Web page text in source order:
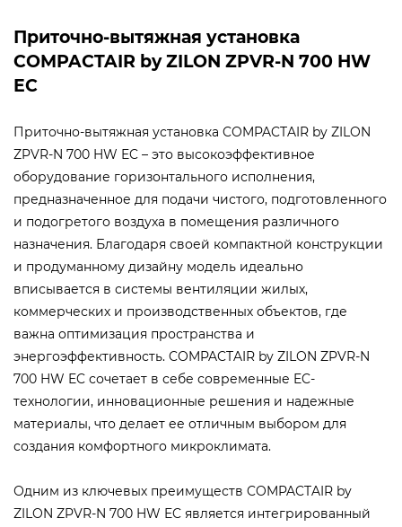
Приточно-вытяжная установка
COMPACTAIR by ZILON ZPVR-N 700 HW
EC
Приточно-вытяжная установка COMPACTAIR by ZILON
ZPVR-N 700 HW EC – это высокоэффективное
оборудование горизонтального исполнения,
предназначенное для подачи чистого, подготовленного
и подогретого воздуха в помещения различного
назначения. Благодаря своей компактной конструкции
и продуманному дизайну модель идеально
вписывается в системы вентиляции жилых,
коммерческих и производственных объектов, где
важна оптимизация пространства и
энергоэффективность. COMPACTAIR by ZILON ZPVR-N
700 HW EC сочетает в себе современные EC-
технологии, инновационные решения и надежные
материалы, что делает ее отличным выбором для
создания комфортного микроклимата.
Одним из ключевых преимуществ COMPACTAIR by
ZILON ZPVR-N 700 HW EC является интегрированный